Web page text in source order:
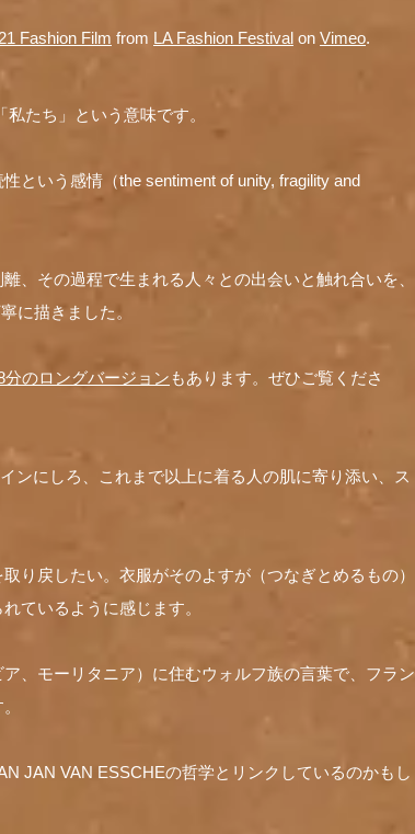
Fashion Film from LA Fashion Festival on Vimeo.
たち」という意味です。
という感情（the sentiment of unity, fragility and
、その過程で生まれる人々との出会いと触れ合いを、
に描きました。
分のロングバージョン もあります。ぜひご覧くださ
ンにしろ、これまで以上に着る人の肌に寄り添い、ス
り戻したい。衣服がそのよすが（つなぎとめるもの）
ているように感じます。
、モーリタニア）に住むウォルフ族の言葉で、フラン
JAN VAN ESSCHEの哲学とリンクしているのかもし